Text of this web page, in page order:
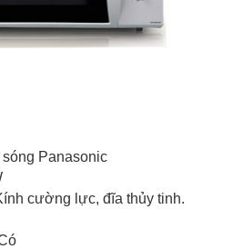
Panasonic
cường lực, đĩa thủy tinh.